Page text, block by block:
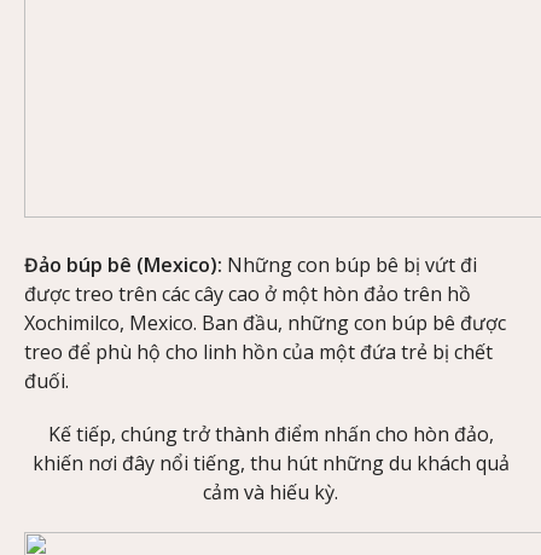
Đảo búp bê (Mexico): Những con búp bê bị vứt đi
được treo trên các cây cao ở một hòn đảo trên hồ
Xochimilco, Mexico. Ban đầu, những con búp bê được
treo để phù hộ cho linh hồn của một đứa trẻ bị chết
đuối.
Kế tiếp, chúng trở thành điểm nhấn cho hòn đảo,
khiến nơi đây nổi tiếng, thu hút những du khách quả
cảm và hiếu kỳ.